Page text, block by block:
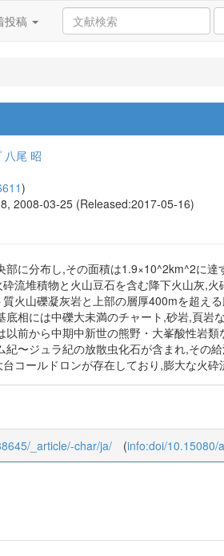
投稿
八尾 昭
)
2008-03-25 (Released:2017-05-16)
に分布し,その面積は1.9×10^2km^2に
流堆積物と火山豆石を含む降下火山灰,
火山礫凝灰岩と上部の層厚400mを超え
相には中礫大未満のチャート,砂岩,頁岩
前から中期中新世の熊野・大峯酸性岩
〜ジュラ紀の放散虫化石が含まれ,その
コールドロンが存在しており,膨大な火
_article/-char/ja/ (info:doi/10.15080/